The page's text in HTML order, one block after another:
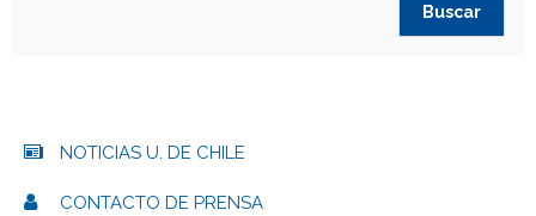
NOTICIAS U. DE CHILE
CONTACTO DE PRENSA